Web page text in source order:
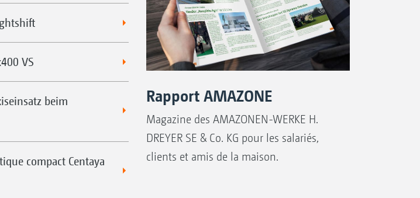
VS
beim
compact Centaya
Rapport AMAZONE
Magazine des AMAZONEN-WERKE H.
DREYER SE & Co. KG pour les salariés,
clients et amis de la maison.